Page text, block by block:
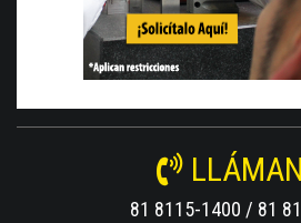
81 8115-1400 / 81